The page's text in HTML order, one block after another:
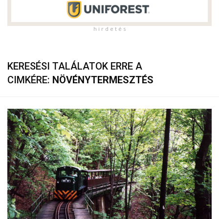
h i r d e t é s
KERESÉSI TALÁLATOK ERRE A
CIMKÉRE: NÖVÉNYTERMESZTÉS